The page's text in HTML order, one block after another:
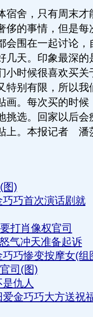
舍，只有周末才
侈的事情，但是每
会围在一起讨论，
几天。印象最深的
小时候很喜欢买关
特别有限，所以我
画。每次买的时候
挑选。回家以后会
上。本报记者 潘
图)
巧首次演话剧就
打肖像权官司
气冲天准备起诉
巧惨变按摩女(组
司(图)
仇人
金巧巧大方送祝